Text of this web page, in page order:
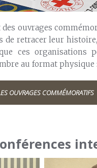
ouvrages
de retracer leur
ces organisations
au format physique :
OUVRAGES COMMÉMORATIFS